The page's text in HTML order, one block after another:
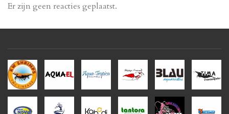
Er zijn geen reacties geplaatst.